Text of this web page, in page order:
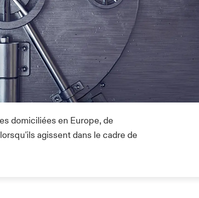
domiciliées en Europe, de
agissent dans le cadre de